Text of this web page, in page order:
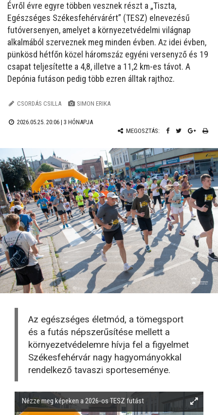
Évről évre egyre többen vesznek részt a „Tiszta,
Egészséges Székesfehérvárért” (TESZ) elnevezésű
futóversenyen, amelyet a környezetvédelmi világnap
alkalmából szerveznek meg minden évben. Az idei évben,
pünkösd hétfőn közel háromszáz egyéni versenyző és 19
csapat teljesítette a 4,8, illetve a 11,2 km-es távot. A
Depónia futáson pedig több ezren álltak rajthoz.
CSORDÁS CSILLA SIMON ERIKA
2026.05.25. 20:06 | 3 HÓNAPJA
MEGOSZTÁS:
Az egészséges életmód, a tömegsport
és a futás népszerűsítése mellett a
környezetvédelemre hívja fel a figyelmet
Székesfehérvár nagy hagyományokkal
rendelkező tavaszi sporteseménye.
Nézze meg képeken a 2026-os TESZ futást